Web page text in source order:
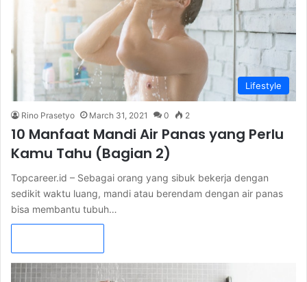
Lifestyle
Rino Prasetyo March 31, 2021 0 2
10 Manfaat Mandi Air Panas yang Perlu
Kamu Tahu (Bagian 2)
Topcareer.id – Sebagai orang yang sibuk bekerja dengan
sedikit waktu luang, mandi atau berendam dengan air panas
bisa membantu tubuh…